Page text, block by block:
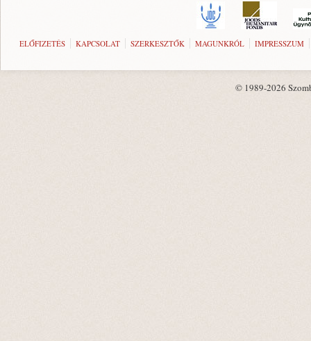
ELŐFIZETÉS KAPCSOLAT SZERKESZTŐK MAGUNKRÓL IMPRESSZUM
© 1989-2026